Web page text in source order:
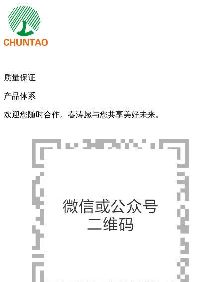
质量保证
产品体系
欢迎您随时合作。春涛愿与您共享美好未来。